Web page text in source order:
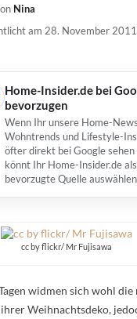
Nina
am 28. November
Home-Insider.de bei
bevorzugen
Wenn Ihr unsere Home-
Wohntrends und Lifestyle-
öfter direkt bei Google
könnt Ihr Home-Insider.de als
bevorzugte Quelle
cc by flickr/ Mr Fujisawa
widmen sich wohl die
Weihnachtsdeko,